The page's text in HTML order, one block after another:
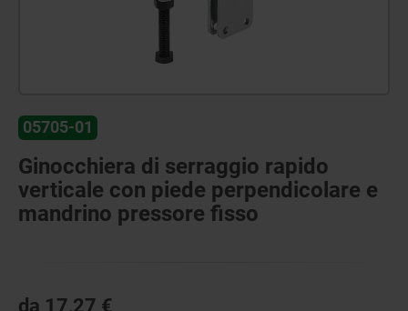
05705-01
Ginocchiera di serraggio rapido
verticale con piede perpendicolare e
mandrino pressore fisso
da 17,27 €